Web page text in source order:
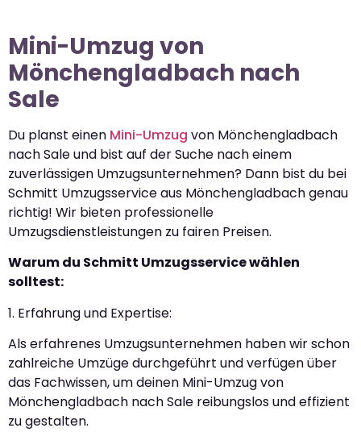
Mini-Umzug von
Mönchengladbach nach
Sale
Du planst einen Mini-Umzug von Mönchengladbach
nach Sale und bist auf der Suche nach einem
zuverlässigen Umzugsunternehmen? Dann bist du bei
Schmitt Umzugsservice aus Mönchengladbach genau
richtig! Wir bieten professionelle
Umzugsdienstleistungen zu fairen Preisen.
Warum du Schmitt Umzugsservice wählen
solltest:
1. Erfahrung und Expertise:
Als erfahrenes Umzugsunternehmen haben wir schon
zahlreiche Umzüge durchgeführt und verfügen über
das Fachwissen, um deinen Mini-Umzug von
Mönchengladbach nach Sale reibungslos und effizient
zu gestalten.